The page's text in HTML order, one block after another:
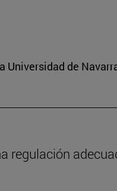
Universidad de
regulación